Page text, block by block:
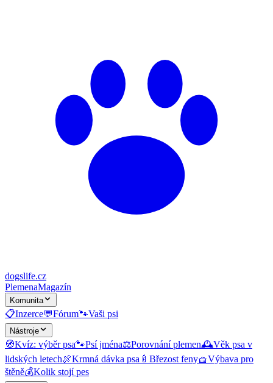
dogslife.cz
PlemenaMagazín
Komunita
📋Inzerce💬Fórum🐾Vaši psi
Nástroje
🧭Kvíz: výběr psa🐾Psí jména⚖️Porovnání plemen🕰️Věk psa v
lidských letech🍖Krmná dávka psa 🍼 Březost feny🧺Výbava pro
štěně💰Kolik stojí pes